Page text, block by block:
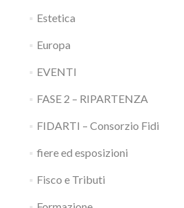
Estetica
Europa
EVENTI
FASE 2 – RIPARTENZA
FIDARTI – Consorzio Fidi
fiere ed esposizioni
Fisco e Tributi